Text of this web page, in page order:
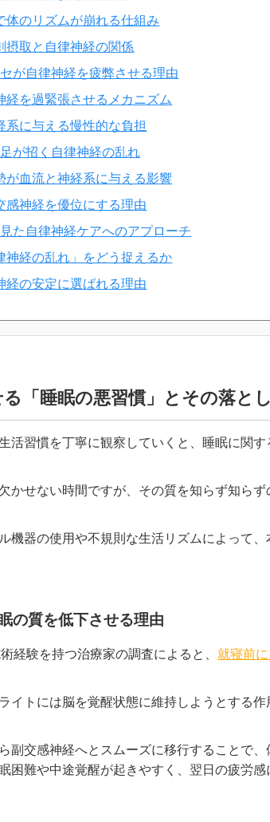
体のリズムが崩れる仕組み
摂取と自律神経の関係
が自律神経を疲弊させる理由
経を過緊張させるメカニズム
系に与える慢性的な負担
が招く自律神経の乱れ
が血流と神経系に与える影響
感神経を優位にする理由
た自律神経ケアへのアプローチ
神経の乱れ」をどう捉えるか
経の安定に選ばれる理由
「睡眠の悪習慣」とその落と
活習慣を丁寧に観察していくと、睡眠に関
かせない時間ですが、その質を知らず知ら
機器の使用や不規則な生活リズムによって
の質を低下させる理由
経験を持つ治療家の調査によると、 就寝前
イトには脳を覚醒状態に維持しようとする
副交感神経へとスムーズに移行することで
困難や中途覚醒が起きやすく、翌日の疲労